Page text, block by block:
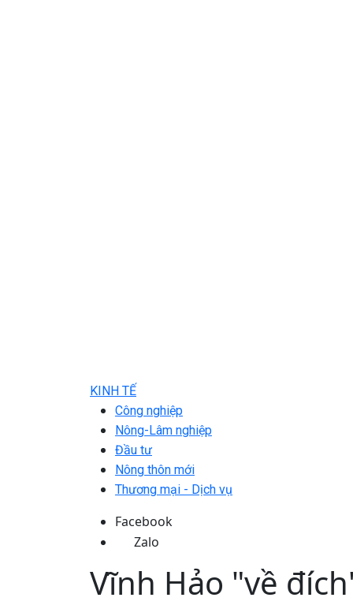
KINH TẾ
Công nghiệp
Nông-Lâm nghiệp
Đầu tư
Nông thôn mới
Thương mại - Dịch vụ
Facebook
Zalo
Vĩnh Hảo "về